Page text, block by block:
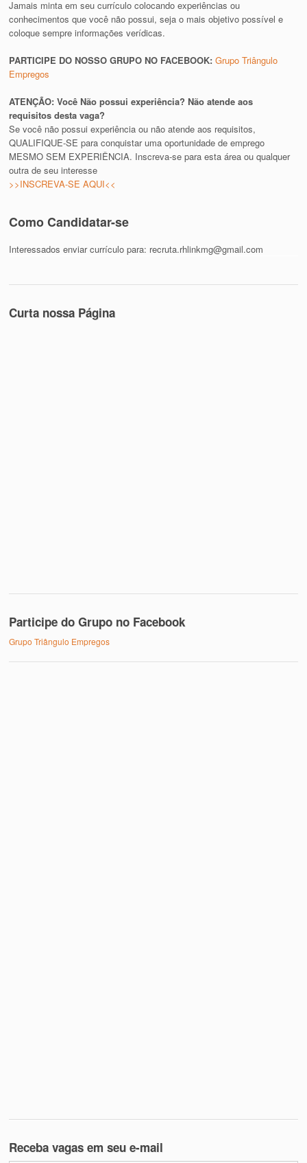
Jamais minta em seu currículo colocando experiências ou
conhecimentos que você não possui, seja o mais objetivo possível e
coloque sempre informações verídicas.
PARTICIPE DO NOSSO GRUPO NO FACEBOOK:Grupo Triângulo
Empregos
ATENÇÃO: Você Não possui experiência? Não atende aos
requisitos desta vaga?
Se você não possui experiência ou não atende aos requisitos,
QUALIFIQUE-SE para conquistar uma oportunidade de emprego
MESMO SEM EXPERIÊNCIA. Inscreva-se para esta área ou qualquer
outra de seu interesse
>>INSCREVA-SE AQUI<<
Como Candidatar-se
Interessados enviar currículo para: recruta.rhlinkmg@gmail.com
Curta nossa Página
Participe do Grupo no Facebook
Grupo Triângulo Empregos
Receba vagas em seu e-mail